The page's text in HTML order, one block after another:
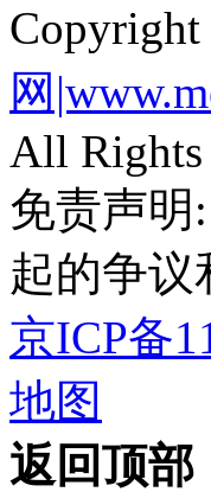
网
All Rights
免责声明
起的争议
京ICP备
地图
返回顶部